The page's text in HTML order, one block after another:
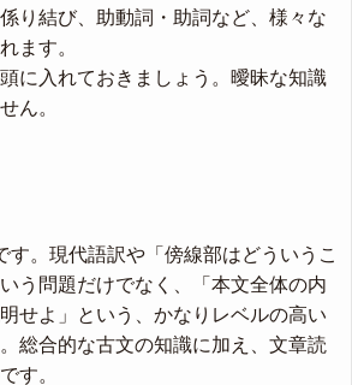
り結び、助動詞・助詞など、様々な
ます。
に入れておきましょう。曖昧な知識
ん。
す。現代語訳や「傍線部はどういうこ
う問題だけでなく、「本文全体の内
せよ」という、かなりレベルの高い
総合的な古文の知識に加え、文章読
す。